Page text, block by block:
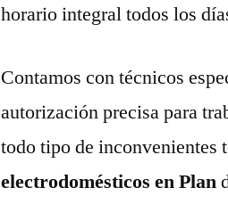
horario integral todos los
Contamos con técnicos
autorización precisa para
todo tipo de inconvenientes
electrodomésticos en Plan